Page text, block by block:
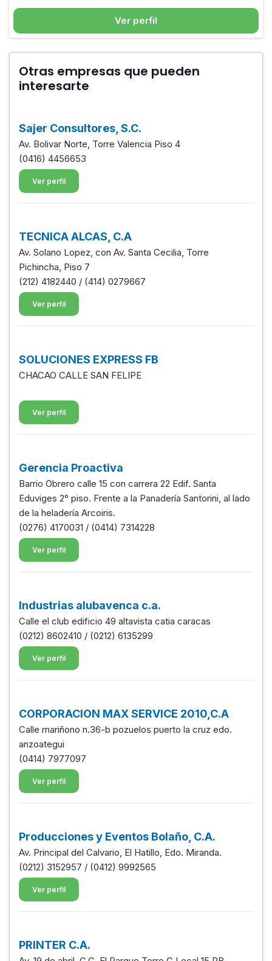
Ver perfil
Otras empresas que pueden
interesarte
Sajer Consultores, S.C.
Av. Bolivar Norte, Torre Valencia Piso 4
(0416) 4456653
Ver perfil
TECNICA ALCAS, C.A
Av. Solano Lopez, con Av. Santa Cecilia, Torre
Pichincha, Piso 7
(212) 4182440 / (414) 0279667
Ver perfil
SOLUCIONES EXPRESS FB
CHACAO CALLE SAN FELIPE
Ver perfil
Gerencia Proactiva
Barrio Obrero calle 15 con carrera 22 Edif. Santa
Eduviges 2° piso. Frente a la Panadería Santorini, al lado
de la heladería Arcoiris.
(0276) 4170031 / (0414) 7314228
Ver perfil
Industrias alubavenca c.a.
Calle el club edificio 49 altavista catia caracas
(0212) 8602410 / (0212) 6135299
Ver perfil
CORPORACION MAX SERVICE 2010,C.A
Calle mariñono n.36-b pozuelos puerto la cruz edo.
anzoategui
(0414) 7977097
Ver perfil
Producciones y Eventos Bolaño, C.A.
Av. Principal del Calvario, El Hatillo, Edo. Miranda.
(0212) 3152957 / (0412) 9992565
Ver perfil
PRINTER C.A.